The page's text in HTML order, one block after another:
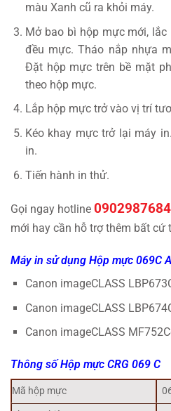
màu Xanh cũ ra khỏi máy.
Mở bao bì hộp mực mới,
đều mực. Tháo nắp nhựa
Đặt hộp mực trên bề mặt
theo hộp mực.
Lắp hộp mực trở vào vị trí
Kéo khay mực trở lại máy
in.
Tiến hành in thử.
Gọi ngay hotline 0902987684
mới hay cần hỗ trợ thêm bất cứ
Máy in sử dụng Hộp mực 069C
Canon imageCLASS
Canon imageCLASS
Canon imageCLASS
Thông số Hộp mực CRG 069 C
Mã hộp mực